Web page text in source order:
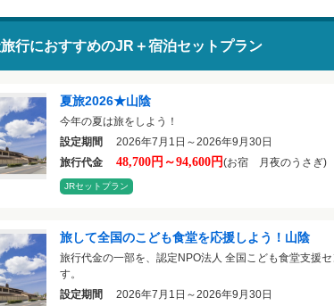
行におすすめのJR＋宿泊セットプラン
夏旅2026★山陰
今年の夏は旅をしよう！
設定期間 2026年7月1日～2026年9月30日
旅行代金
48,700円～94,600円(お宿 月夜のうさぎ)
JRセットプラン
旅して全国のこども食堂を応援しよう！山陰
旅行代金の一部を、認定NPO法人 全国こども食堂支援
す。
設定期間 2026年7月1日～2026年9月30日